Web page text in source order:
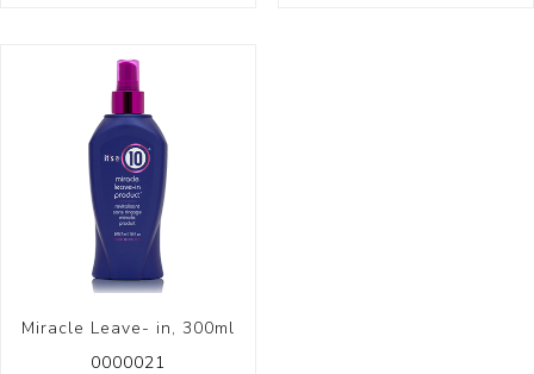
Miracle Leave- in, 300ml
0000021